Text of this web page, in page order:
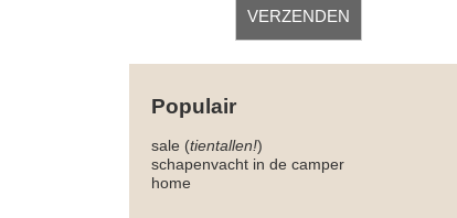
Populair
sale (tientallen!)
schapenvacht in de camper
home